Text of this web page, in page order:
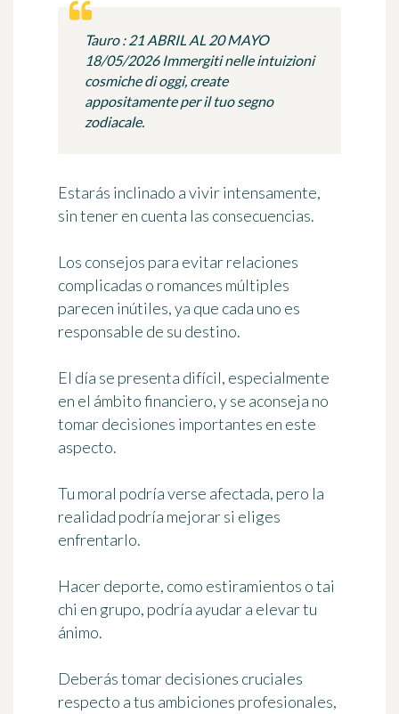
Tauro : 21 ABRIL AL 20 MAYO
18/05/2026 Immergiti nelle intuizioni
cosmiche di oggi, create
appositamente per il tuo segno
zodiacale.
Estarás inclinado a vivir intensamente,
sin tener en cuenta las consecuencias.
Los consejos para evitar relaciones
complicadas o romances múltiples
parecen inútiles, ya que cada uno es
responsable de su destino.
El día se presenta difícil, especialmente
en el ámbito financiero, y se aconseja no
tomar decisiones importantes en este
aspecto.
Tu moral podría verse afectada, pero la
realidad podría mejorar si eliges
enfrentarlo.
Hacer deporte, como estiramientos o tai
chi en grupo, podría ayudar a elevar tu
ánimo.
Deberás tomar decisiones cruciales
respecto a tus ambiciones profesionales,